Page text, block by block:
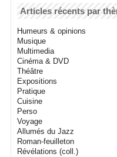
Articles récents par
Humeurs & opinions
Musique
Multimedia
Cinéma & DVD
Théâtre
Expositions
Pratique
Cuisine
Perso
Voyage
Allumés du Jazz
Roman-feuilleton
Révélations (coll.)